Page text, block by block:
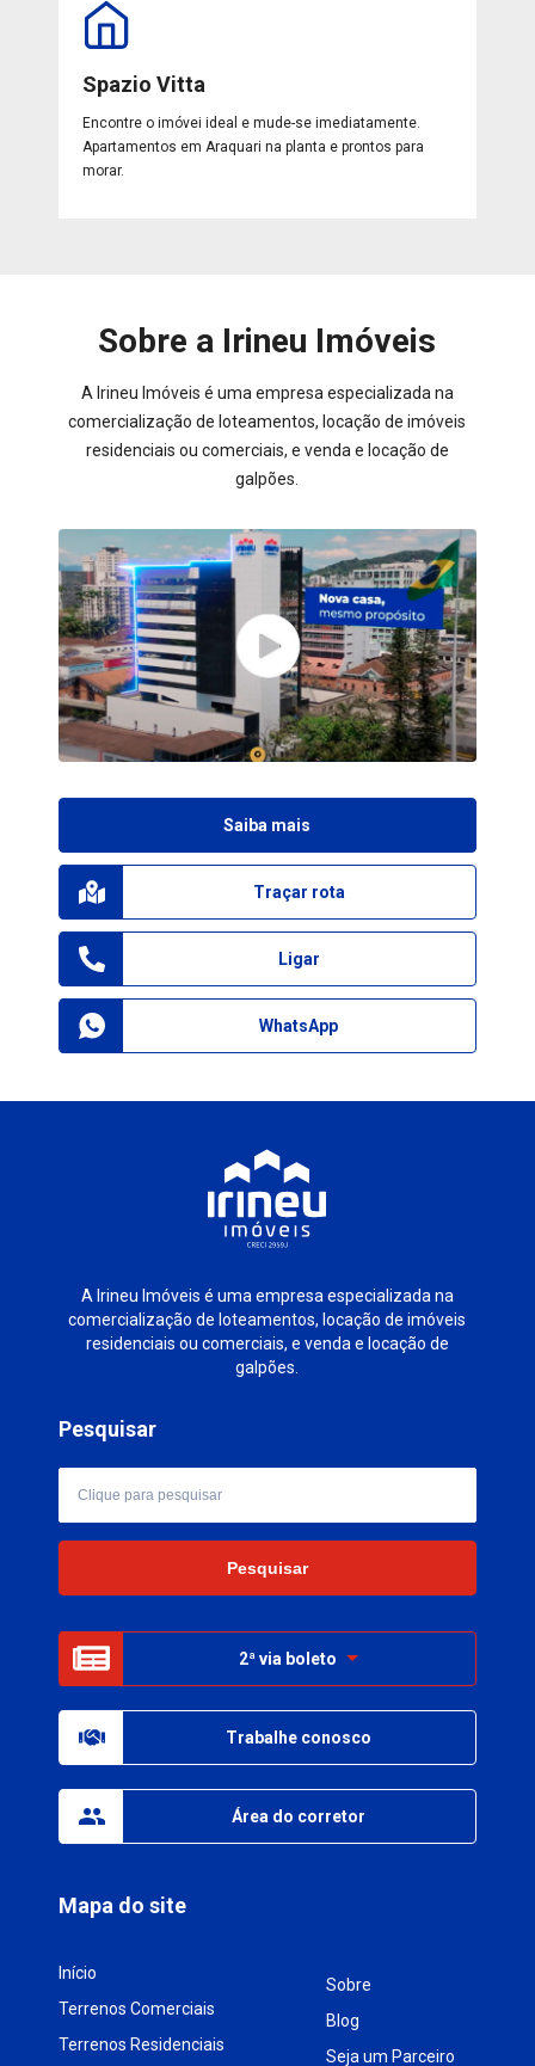
Spazio Vitta
Encontre o imóvei ideal e mude-se imediatamente.
Apartamentos em Araquari na planta e prontos para
morar.
Sobre a Irineu Imóveis
A Irineu Imóveis é uma empresa especializada na
comercialização de loteamentos, locação de imóveis
residenciais ou comerciais, e venda e locação de
galpões.
Saiba mais
Traçar rota
Ligar
WhatsApp
A Irineu Imóveis é uma empresa especializada na
comercialização de loteamentos, locação de imóveis
residenciais ou comerciais, e venda e locação de
galpões.
Mapa do site
Início
Terrenos Comerciais
Terrenos Residenciais
Sobre
Blog
Seja um Parceiro
Pesquisar
2ª via boleto
Trabalhe conosco
Área do corretor